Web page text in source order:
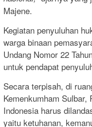
Majene.
Kegiatan penyuluhan
warga binaan
Undang Nomor 22
untuk pendapat
Secara terpisah, di
Kemenkumham Sulbar,
Indonesia harus
yaitu ketuhanan,